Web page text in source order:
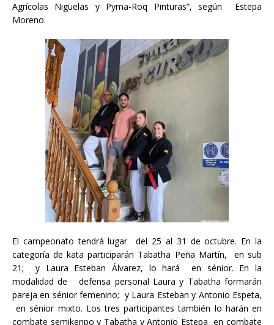
Agrícolas Nigüelas y Pyma-Roq Pinturas”, según Estepa
Moreno.
El campeonato tendrá lugar del 25 al 31 de octubre. En la
categoría de kata participarán Tabatha Peña Martín, en sub
21; y Laura Esteban Álvarez, lo hará en sénior. En la
modalidad de defensa personal Laura y Tabatha formarán
pareja en sénior femenino; y Laura Esteban y Antonio Espeta,
en sénior mixto. Los tres participantes también lo harán en
combate semikenpo y Tabatha y Antonio Estepa en combate